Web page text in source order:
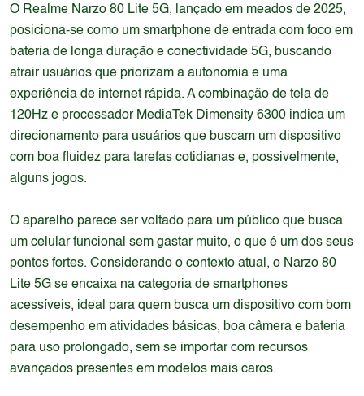
O Realme Narzo 80 Lite 5G, lançado em meados de 2025,
posiciona-se como um smartphone de entrada com foco em
bateria de longa duração e conectividade 5G, buscando
atrair usuários que priorizam a autonomia e uma
experiência de internet rápida. A combinação de tela de
120Hz e processador MediaTek Dimensity 6300 indica um
direcionamento para usuários que buscam um dispositivo
com boa fluidez para tarefas cotidianas e, possivelmente,
alguns jogos.
O aparelho parece ser voltado para um público que busca
um celular funcional sem gastar muito, o que é um dos seus
pontos fortes. Considerando o contexto atual, o Narzo 80
Lite 5G se encaixa na categoria de smartphones
acessíveis, ideal para quem busca um dispositivo com bom
desempenho em atividades básicas, boa câmera e bateria
para uso prolongado, sem se importar com recursos
avançados presentes em modelos mais caros.